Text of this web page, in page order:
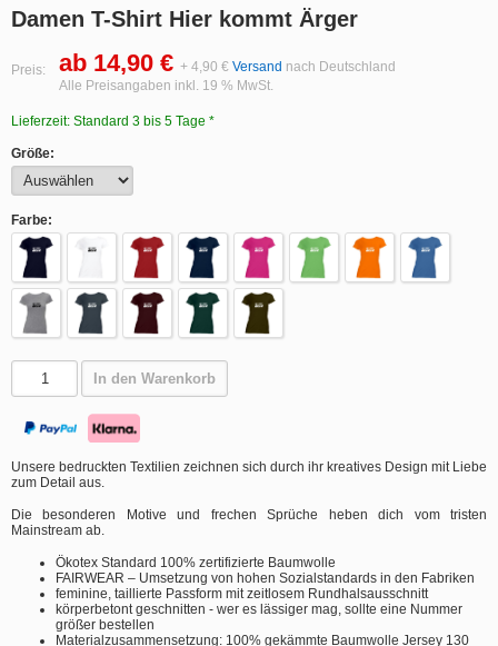
Damen T-Shirt Hier kommt Ärger
Preis: ab 14,90 € + 4,90 € Versand nach Deutschland
Alle Preisangaben inkl. 19 % MwSt.
Lieferzeit: Standard 3 bis 5 Tage *
Größe:
Farbe:
In den Warenkorb
Unsere bedruckten Textilien zeichnen sich durch ihr kreatives Design mit Liebe
zum Detail aus.
Die besonderen Motive und frechen Sprüche heben dich vom tristen
Mainstream ab.
Ökotex Standard 100% zertifizierte Baumwolle
FAIRWEAR – Umsetzung von hohen Sozialstandards in den Fabriken
feminine, taillierte Passform mit zeitlosem Rundhalsausschnitt
körperbetont geschnitten - wer es lässiger mag, sollte eine Nummer
größer bestellen
Materialzusammensetzung: 100% gekämmte Baumwolle Jersey 130